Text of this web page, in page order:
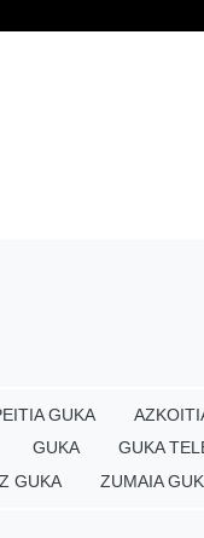
GUKA
GUKA
GUKA
GUKA
ZUMAIA